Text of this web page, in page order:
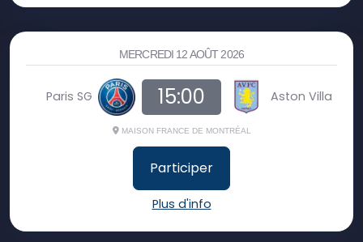
MERCREDI 12 AOÛT 2026
Paris SG 15:00 Aston Villa
MAISON FRANCE DE MONTRÉAL
Participer
Plus d'info